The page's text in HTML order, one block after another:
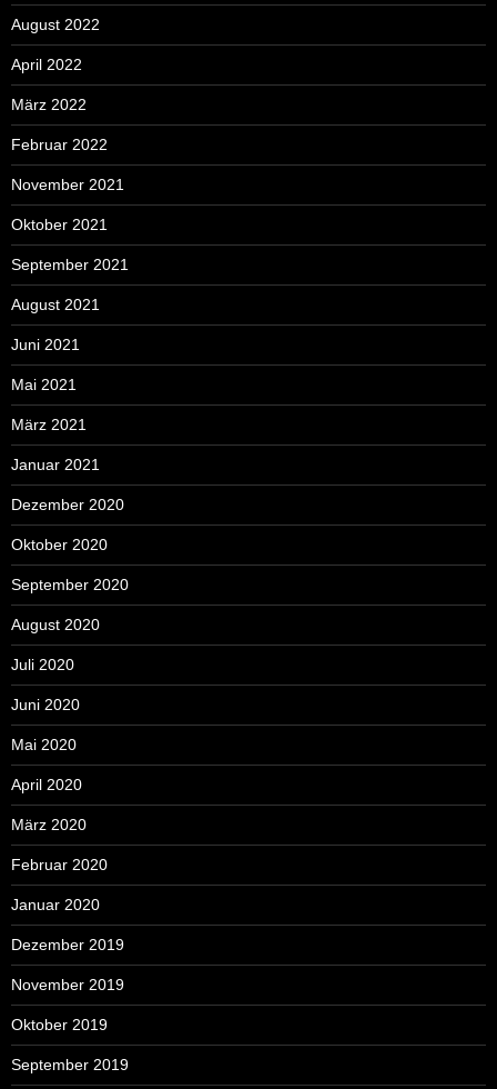
August 2022
April 2022
März 2022
Februar 2022
November 2021
Oktober 2021
September 2021
August 2021
Juni 2021
Mai 2021
März 2021
Januar 2021
Dezember 2020
Oktober 2020
September 2020
August 2020
Juli 2020
Juni 2020
Mai 2020
April 2020
März 2020
Februar 2020
Januar 2020
Dezember 2019
November 2019
Oktober 2019
September 2019